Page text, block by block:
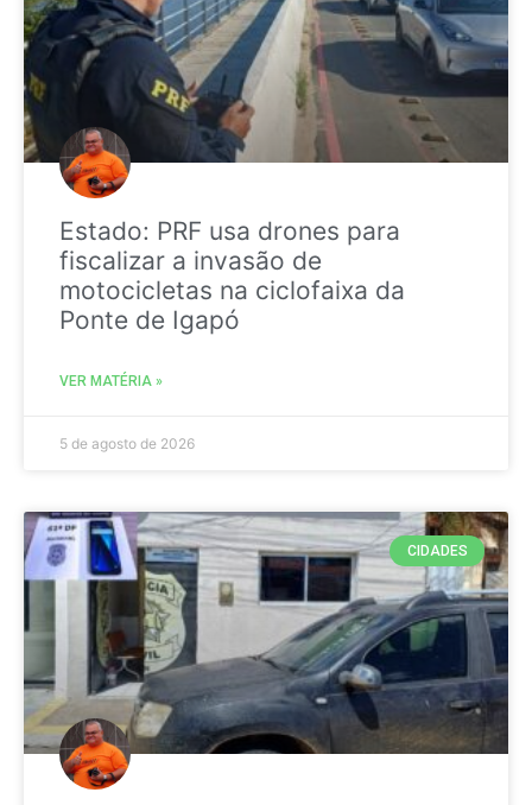
Estado: PRF usa drones para
fiscalizar a invasão de
motocicletas na ciclofaixa da
Ponte de Igapó
VER MATÉRIA »
5 de agosto de 2026
CIDADES